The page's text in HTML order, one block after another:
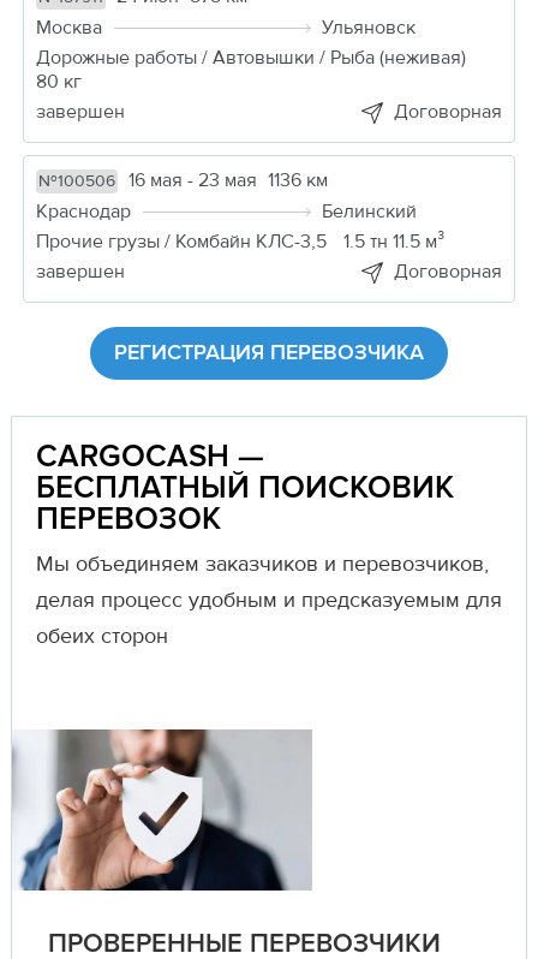
Москва
Ульяновск
Дорожные работы / Автовышки / Рыба (неживая)
80 кг
завершен
Договорная
№100506 16 мая - 23 мая 1136 км
Краснодар
Белинский
Прочие грузы / Комбайн КЛС-3,5
1.5 тн 11.5 м³
завершен
Договорная
РЕГИСТРАЦИЯ ПЕРЕВОЗЧИКА
CARGOCASH —
БЕСПЛАТНЫЙ ПОИСКОВИК
ПЕРЕВОЗОК
Мы объединяем заказчиков и перевозчиков,
делая процесс удобным и предсказуемым для
обеих сторон
ПРОВЕРЕННЫЕ ПЕРЕВОЗЧИКИ